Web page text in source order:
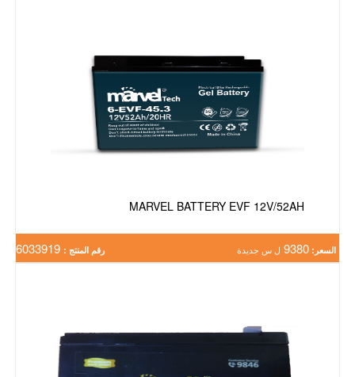
MARVEL BATTERY EVF 12V/52AH
السعر: 9380 ل س جديدة رقم المنتج :